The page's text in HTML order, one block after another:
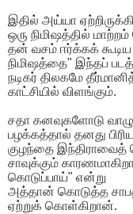
இதில் அய்யா
ஒரு நிமிஷத்தில்
தன் வசம் ஈர்க்கக் கூடிய
நிமிஷத்தை" இந்தப்
நடிகர் திலகமே
காட்சியில் விளங்கும்.
சதா கனவுகளோடு
பழக்கத்தால் தனது
குழந்தை
சாவுக்கும்
கொடுப்பாய்" என்று
அத்தான் கொடுத்த
ஏற்றுக் கொள்கிறான்.